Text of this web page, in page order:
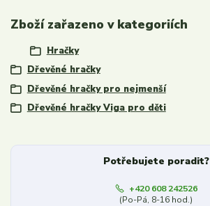
Zboží zařazeno v kategoriích
Hračky
Dřevěné hračky
Dřevěné hračky pro nejmenší
Dřevěné hračky Viga pro děti
Potřebujete poradit?
+420 608 242526
(Po-Pá, 8-16 hod.)